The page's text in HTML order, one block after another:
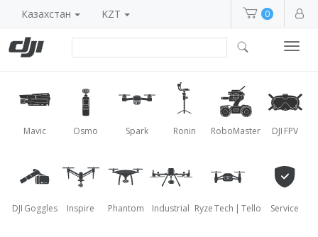
Казахстан KZT 0
Mavic Osmo Spark Ronin RoboMaster DJI FPV
DJI Goggles Inspire Phantom Industrial Ryze Tech | Tello Service